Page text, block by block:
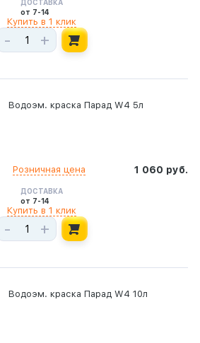
ДОСТАВКА
от 7-14
- +
Купить в 1 клик
Водоэм. краска Парад W4 5л
1 060 руб.
Розничная цена
ДОСТАВКА
от 7-14
- +
Купить в 1 клик
Водоэм. краска Парад W4 10л